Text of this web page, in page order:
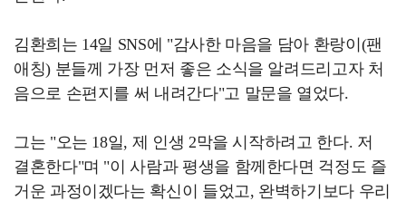
김환희는 14일 SNS에 "감사한 마음을 담아 환랑이(팬
애칭) 분들께 가장 먼저 좋은 소식을 알려드리고자 처
음으로 손편지를 써 내려간다"고 말문을 열었다.
그는 "오는 18일, 제 인생 2막을 시작하려고 한다. 저
결혼한다"며 "이 사람과 평생을 함께한다면 걱정도 즐
거운 과정이겠다는 확신이 들었고, 완벽하기보다 우리